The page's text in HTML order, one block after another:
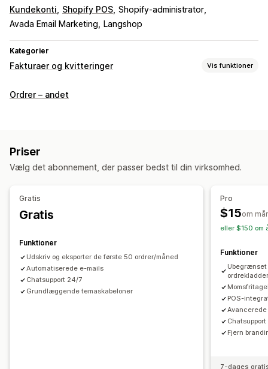
Kundekonti Shopify POS Shopify-administrator
Avada Email Marketing
Langshop
Kategorier
Fakturaer og kvitteringer Vis funktioner
Dokumenttyper
Returneringer
Farve og skrifttype
Fakturanumre
Afsenders mailadresse
Skabeloner
Filhåndtering
Massedownload
Navngivning af filer
Automatisering af mail
Udskriv og eksportér Rapporter
Ordrer – andet
Priser
Vælg det abonnement, der passer bedst til din virksomhed.
Gratis
Gratis
Funktioner
Udskriv og eksporter de første 50 ordrer/måned
Automatiserede e-mails
Chatsupport 24/7
Grundlæggende temaskabeloner
Pro
$15om
eller $150 om
Funktioner
POS-
Fjern
7-dages